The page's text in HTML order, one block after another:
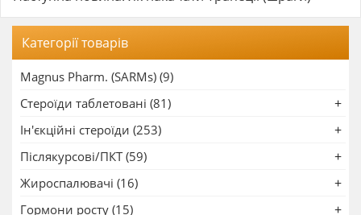
Категорії товарів
Magnus Pharm. (SARMs) (9)
Стероїди таблетовані (81)
Ін'єкційні стероїди (253)
Післякурсові/ПКТ (59)
Жироспалювачі (16)
Гормони росту (15)